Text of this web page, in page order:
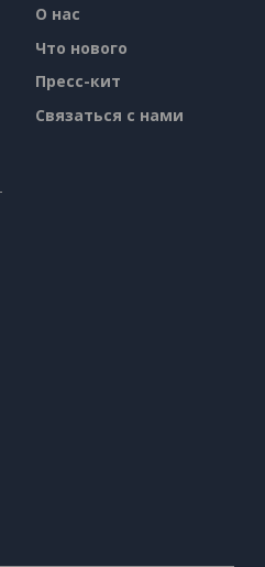
О нас
Что нового
Пресс-кит
Связаться с нами